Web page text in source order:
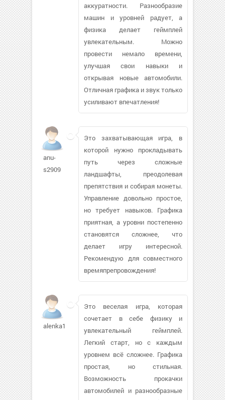
аккуратности. Разнообразие
машин и уровней радует, а
физика делает геймплей
увлекательным. Можно
провести немало времени,
улучшая свои навыки и
открывая новые автомобили.
Отличная графика и звук только
усиливают впечатления!
anu-
s2909
Это захватывающая игра, в
которой нужно прокладывать
путь через сложные
ландшафты, преодолевая
препятствия и собирая монеты.
Управление довольно простое,
но требует навыков. Графика
приятная, а уровни постепенно
становятся сложнее, что
делает игру интересной.
Рекомендую для совместного
времяпрепровождения!
alenka1922
Это веселая игра, которая
сочетает в себе физику и
увлекательный геймплей.
Легкий старт, но с каждым
уровнем всё сложнее. Графика
простая, но стильная.
Возможность прокачки
автомобилей и разнообразные